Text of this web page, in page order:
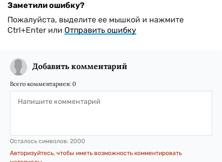
Заметили ошибку?
Пожалуйста, выделите ее мышкой и нажмите
Ctrl+Enter или Отправить ошибку
Добавить комментарий
Всего комментариев: 0
Осталось символов: 2000
Авторизуйтесь, чтобы иметь возможность комментировать